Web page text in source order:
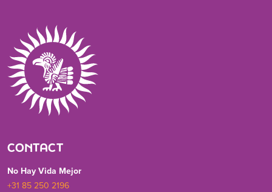
CONTACT
No Hay Vida Mejor
+31 85 250 2196